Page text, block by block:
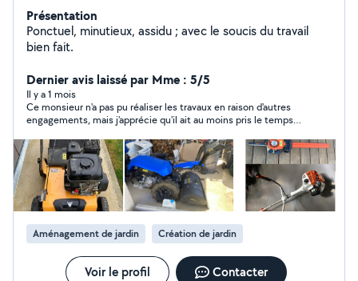
Présentation
Ponctuel, minutieux, assidu ; avec le soucis du travail
bien fait.
Dernier avis laissé par Mme : 5/5
Il y a 1 mois
Ce monsieur n'a pas pu réaliser les travaux en raison d'autres
engagements, mais j'apprécie qu'il ait au moins pris le temps
Aménagement de jardin Création de jardin
Voir le profil Contacter